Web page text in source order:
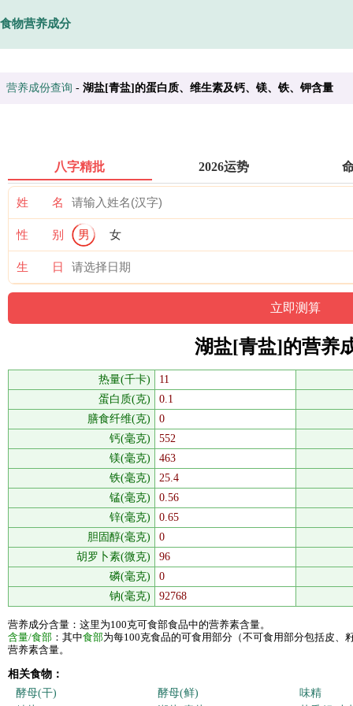
食物营养成分
营养成份查询 - 湖盐[青盐]的蛋白质、维生素及钙、镁、铁、钾含量
八字精批 2026运势
姓 名
性 别 男 女
生 日
湖盐[青盐]的营养
热量(千卡)
11
蛋白质(克)
0.1
膳食纤维(克)
0
钙(毫克)
552
镁(毫克)
463
铁(毫克)
25.4
锰(毫克)
0.56
锌(毫克)
0.65
胆固醇(毫克)
0
胡罗卜素(微克)
96
磷(毫克)
0
钠(毫克)
92768
营养成分含量：这里为100克可食部食品中的营养素含量。
含量/食部 ：其中食部为每100克食品的可食用部分（不可食用部分包括皮、
营养素含量。
相关食物：
酵母(干)
酵母(鲜)
味精